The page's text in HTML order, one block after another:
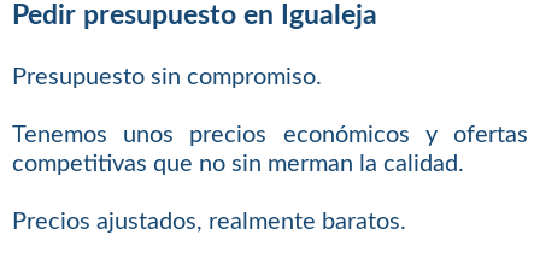
Pedir presupuesto en Igualeja
Presupuesto sin compromiso.
Tenemos unos precios económicos y ofertas
competitivas que no sin merman la calidad.
Precios ajustados, realmente baratos.